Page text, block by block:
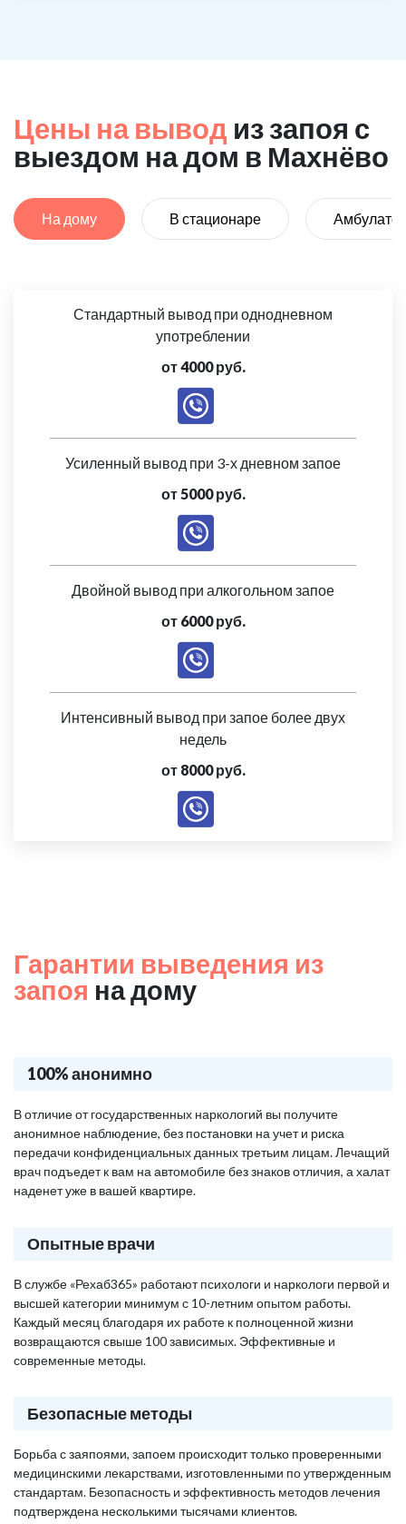
Цены на вывод из запоя с
выездом на дом в Махнёво
На дому В стационаре
Стандартный вывод при однодневном
употреблении
от 4000 руб.
Усиленный вывод при 3-х дневном запое
от 5000 руб.
Двойной вывод при алкогольном запое
от 6000 руб.
Интенсивный вывод при запое более двух
недель
от 8000 руб.
Гарантии выведения из
запоя на дому
100% анонимно
В отличие от государственных наркологий вы получите
анонимное наблюдение, без постановки на учет и риска
передачи конфиденциальных данных третьим лицам. Лечащий
врач подъедет к вам на автомобиле без знаков отличия, а халат
наденет уже в вашей квартире.
Опытные врачи
В службе «Рехаб365» работают психологи и наркологи первой и
высшей категории минимум с 10-летним опытом работы.
Каждый месяц благодаря их работе к полноценной жизни
возвращаются свыше 100 зависимых. Эффективные и
современные методы.
Безопасные методы
Борьба с заяпоями, запоем происходит только проверенными
медицинскими лекарствами, изготовленными по утвержденным
стандартам. Безопасность и эффективность методов лечения
подтверждена несколькими тысячами клиентов.